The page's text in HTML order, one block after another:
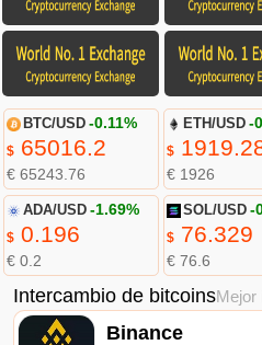
BTC/USD -0.11%
$65016.2
€ 65243.76
ETH/USD -
$
€ 1926
ADA/USD -1.69%
$0.196
€ 0.2
SOL/USD -
$ 76.329
€ 76.6
Intercambio de bitcoinsMejor
Binance